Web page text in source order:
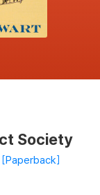
Society
Paperback